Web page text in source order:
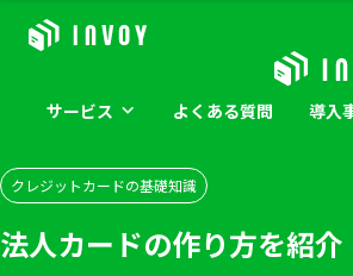
サービス よくある質問 導入
クレジットカードの基礎知識
法人カードの作り方を紹